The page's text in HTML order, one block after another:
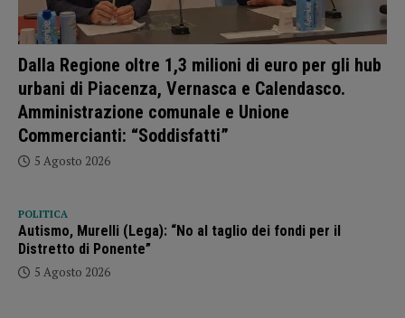
Dalla Regione oltre 1,3 milioni di euro per gli hub
urbani di Piacenza, Vernasca e Calendasco.
Amministrazione comunale e Unione
Commercianti: “Soddisfatti”
5 Agosto 2026
POLITICA
Autismo, Murelli (Lega): “No al taglio dei fondi per il
Distretto di Ponente”
5 Agosto 2026